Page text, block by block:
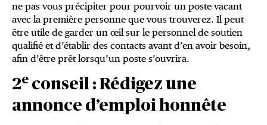
ne pas vous précipiter pour pourvoir un poste vacant
avec la première personne que vous trouverez. Il peut
être utile de garder un œil sur le personnel de soutien
qualifié et d’établir des contacts avant d’en avoir besoin,
afin d’être prêt lorsqu’un poste s’ouvrira.
2e conseil : Rédigez une
annonce d’emploi honnête